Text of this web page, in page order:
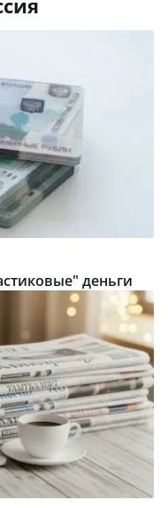
деньги